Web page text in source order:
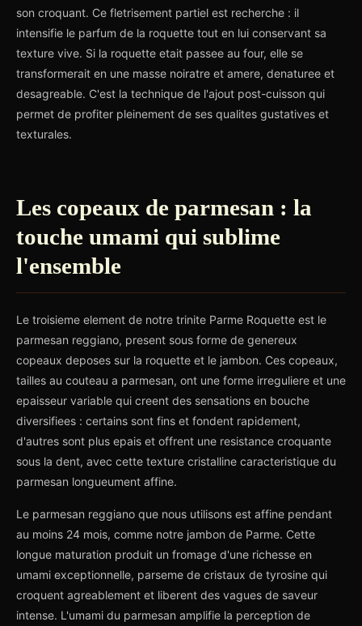
son croquant. Ce fletrisement partiel est recherche : il
intensifie le parfum de la roquette tout en lui conservant sa
texture vive. Si la roquette etait passee au four, elle se
transformerait en une masse noiratre et amere, denaturee et
desagreable. C'est la technique de l'ajout post-cuisson qui
permet de profiter pleinement de ses qualites gustatives et
texturales.
Les copeaux de parmesan : la
touche umami qui sublime
l'ensemble
Le troisieme element de notre trinite Parme Roquette est le
parmesan reggiano, present sous forme de genereux
copeaux deposes sur la roquette et le jambon. Ces copeaux,
tailles au couteau a parmesan, ont une forme irreguliere et une
epaisseur variable qui creent des sensations en bouche
diversifiees : certains sont fins et fondent rapidement,
d'autres sont plus epais et offrent une resistance croquante
sous la dent, avec cette texture cristalline caracteristique du
parmesan longueument affine.
Le parmesan reggiano que nous utilisons est affine pendant
au moins 24 mois, comme notre jambon de Parme. Cette
longue maturation produit un fromage d'une richesse en
umami exceptionnelle, parseme de cristaux de tyrosine qui
croquent agreablement et liberent des vagues de saveur
intense. L'umami du parmesan amplifie la perception de